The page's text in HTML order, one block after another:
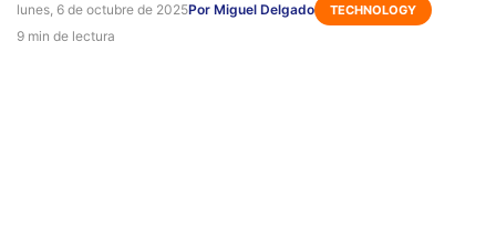
lunes, 6 de octubre de 2025Por Miguel Delgado TECHNOLOGY
9 min de lectura